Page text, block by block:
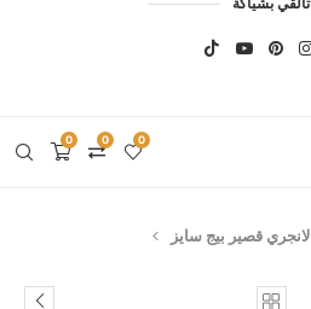
0 0 0
لانجري قصير بيج سايز